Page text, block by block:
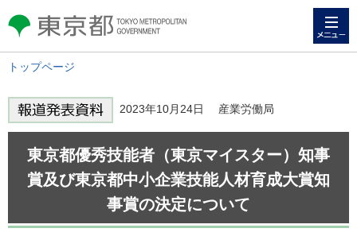
東京都 TOKYO METROPOLITAN
GOVERNMENT
トップページ
2023年10月24日 産業労働局
東京都優秀技能者（東京マイスター）知事
賞及び東京都中小企業技能人材育成大賞知
事賞の決定について